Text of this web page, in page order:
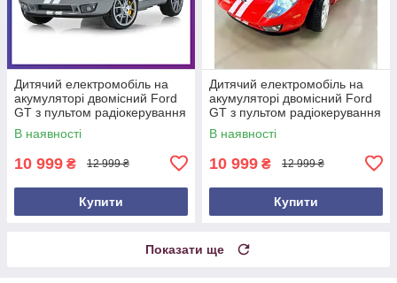
Дитячий електромобіль на
акумуляторі двомісний Ford
GT з пультом радіокерування
для дітей 3-8 років Сірий
В наявності
10 999 ₴ 12 999 ₴
Купити
Дитячий електромобіль на
акумуляторі двомісний Ford
GT з пультом радіокерування
для дітей 3-8 років Червоний
В наявності
10 999 ₴ 12 999 ₴
Купити
Показати ще